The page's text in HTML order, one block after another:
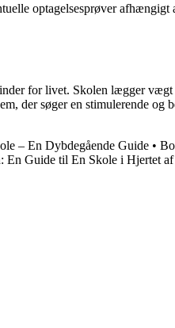
optagelsesprøver afhængigt
for livet. Skolen lægger
der søger en stimulerende og
– En Dybdegående Guide •
En Guide til En Skole i Hjertet